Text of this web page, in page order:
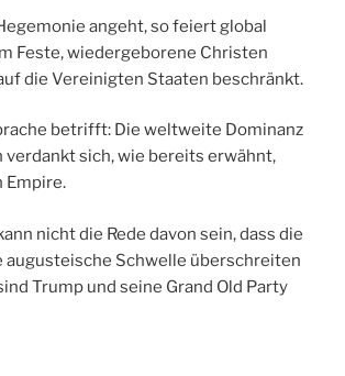
angeht, so feiert global
Feste, wiedergeborene Christen
die Vereinigten Staaten beschränkt.
betrifft: Die weltweite Dominanz
verdankt sich, wie bereits erwähnt,
Empire.
nicht die Rede davon sein, dass die
augusteische Schwelle überschreiten
Trump und seine Grand Old Party